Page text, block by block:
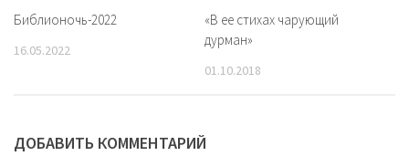
Библионочь-2022
16.05.2022
«В ее стихах чарующий
дурман»
01.10.2018
ДОБАВИТЬ КОММЕНТАРИЙ